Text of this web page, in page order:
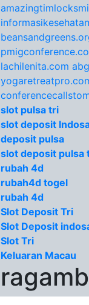
lachilenita.com
slot pulsa tri
slot deposit
deposit pulsa
slot deposit pulsa
rubah 4d
rubah4d togel
rubah 4d
Slot Deposit Tri
Slot Deposit
Slot Tri
Keluaran Macau